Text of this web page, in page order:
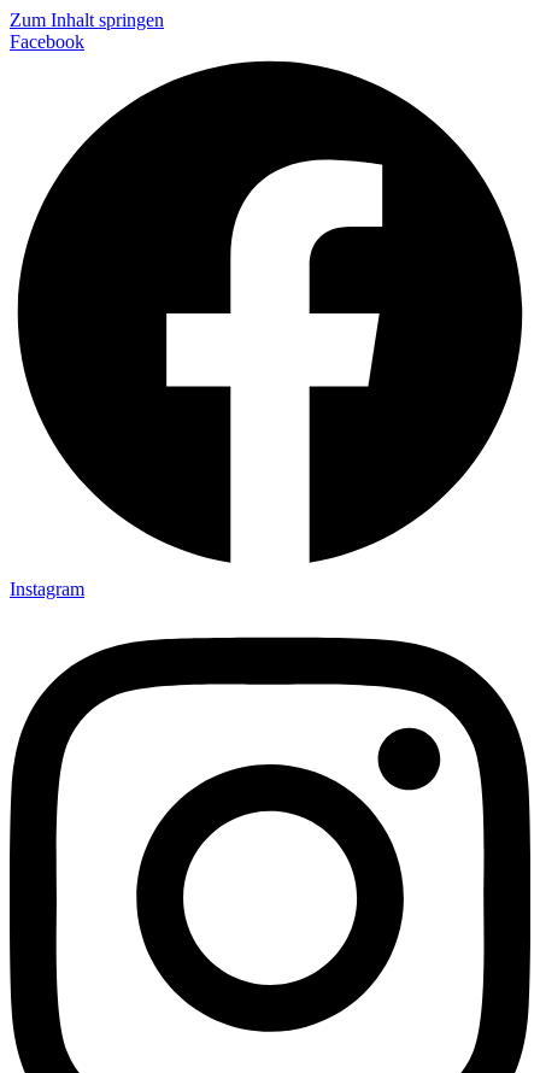
Zum Inhalt springen
Facebook
Instagram